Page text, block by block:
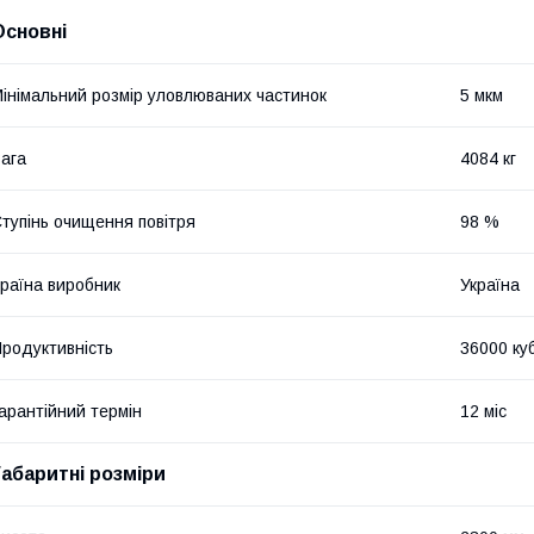
розмір уловлюваних частинок 5 мкм
4084 кг
очищення повітря 98 %
виробник Україна
36000
термін 12 міс
розміри